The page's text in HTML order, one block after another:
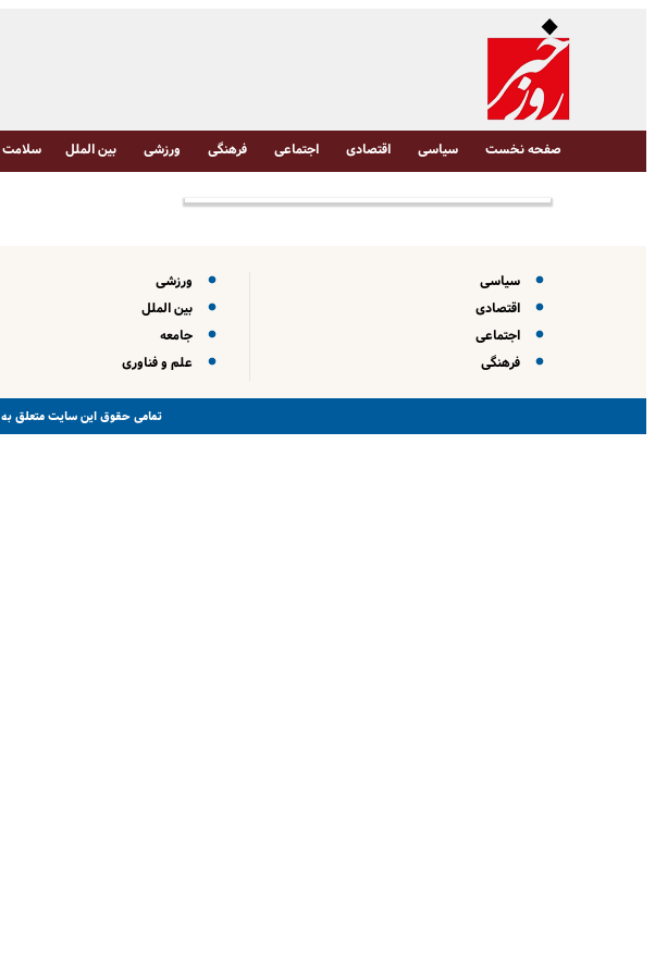
صفحه نخست سیاسی اقتصادی اجتماعی فرهنگی ورزشی بین الملل سلامت
سیاسی
اقتصادی
اجتماعی
فرهنگی
ورزشی
بین الملل
جامعه
علم و فناوری
تمامی حقوق این سایت متعلق به